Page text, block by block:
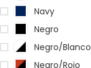
Navy
Negro
Negro/Blanco
Negro/Rojo